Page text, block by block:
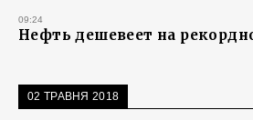
09:24
Нефть дешевеет на
02 ТРАВНЯ 2018